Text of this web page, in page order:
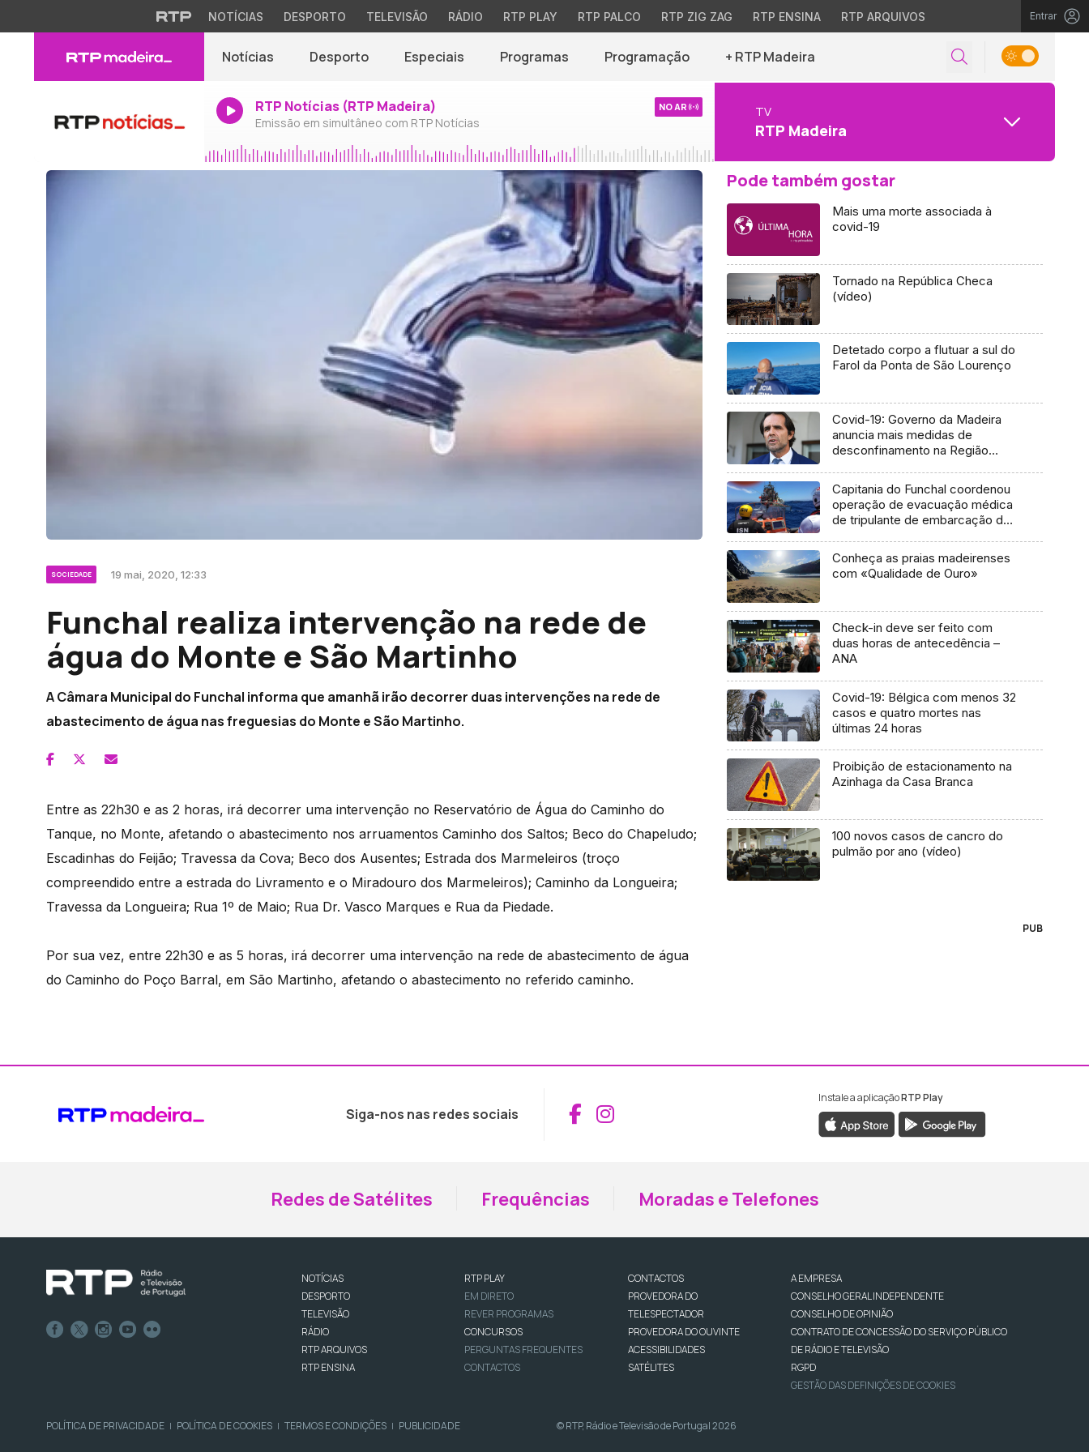
NOTÍCIAS DESPORTO TELEVISÃO RÁDIO RTP PLAY RTP PALCO RTP ZIG ZAG RTP ENSINA RTP ARQUIVOS Entrar
Notícias Desporto Especiais Programas Programação + RTP Madeira
RTP Notícias (RTP Madeira)
Emissão em simultâneo com RTP Notícias
NO AR TV
RTP Madeira
SOCIEDADE 19 mai, 2020, 12:33
Funchal realiza intervenção na rede de
água do Monte e São Martinho
A Câmara Municipal do Funchal informa que amanhã irão decorrer duas intervenções na rede de
abastecimento de água nas freguesias do Monte e São Martinho.
Entre as 22h30 e as 2 horas, irá decorrer uma intervenção no Reservatório de Água do Caminho do
Tanque, no Monte, afetando o abastecimento nos arruamentos Caminho dos Saltos; Beco do Chapeludo;
Escadinhas do Feijão; Travessa da Cova; Beco dos Ausentes; Estrada dos Marmeleiros (troço
compreendido entre a estrada do Livramento e o Miradouro dos Marmeleiros); Caminho da Longueira;
Travessa da Longueira; Rua 1º de Maio; Rua Dr. Vasco Marques e Rua da Piedade.
Por sua vez, entre 22h30 e as 5 horas, irá decorrer uma intervenção na rede de abastecimento de água
do Caminho do Poço Barral, em São Martinho, afetando o abastecimento no referido caminho.
Pode também gostar
Mais uma morte associada à
covid-19
Tornado na República Checa
(vídeo)
Detetado corpo a flutuar a sul do
Farol da Ponta de São Lourenço
Covid-19: Governo da Madeira
anuncia mais medidas de
desconfinamento na Região
Capitania do Funchal coordenou
operação de evacuação médica
de tripulante de embarcação de
Conheça as praias madeirenses
com «Qualidade de Ouro»
Check-in deve ser feito com
duas horas de antecedência –
ANA
Covid-19: Bélgica com menos 32
casos e quatro mortes nas
últimas 24 horas
Proibição de estacionamento na
Azinhaga da Casa Branca
100 novos casos de cancro do
pulmão por ano (vídeo)
PUB
Siga-nos nas redes sociais Aceder ao Facebook da RTP Madeira
Aceder ao Instagram da RTP Madeira
Instale a aplicaçãoRTP Play
Redes de Satélites Frequências Moradas e Telefones
NOTÍCIAS
DESPORTO
TELEVISÃO
RÁDIO
RTP ARQUIVOS
RTP ENSINA
RTP PLAY
EM DIRETO
REVER PROGRAMAS
CONCURSOS
PERGUNTAS FREQUENTES
CONTACTOS
CONTACTOS
PROVEDORA DO
TELESPECTADOR
PROVEDORA DO OUVINTE
ACESSIBILIDADES
SATÉLITES
A EMPRESA
CONSELHO GERAL INDEPENDENTE
CONSELHO DE OPINIÃO
CONTRATO DE CONCESSÃO DO SERVIÇO PÚBLICO
DE RÁDIO E TELEVISÃO
RGPD
GESTÃO DAS DEFINIÇÕES DE COOKIES
POLÍTICA DE PRIVACIDADE | POLÍTICA DE COOKIES | TERMOS E CONDIÇÕES | PUBLICIDADE © RTP, Rádio e Televisão de Portugal 2026